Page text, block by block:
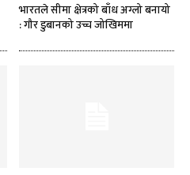
भारतले सीमा क्षेत्रको बाँध अग्लो बनायो
: गौर डुबानको उच्च जोखिममा